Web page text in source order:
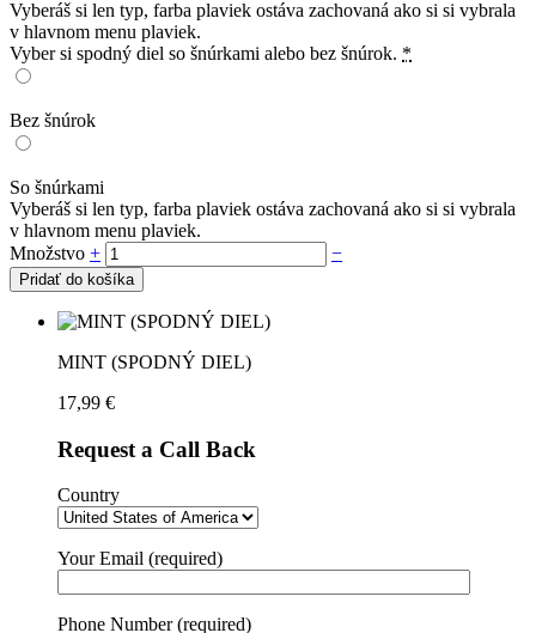
Vyberáš si len typ, farba plaviek ostáva zachovaná ako si si vybrala
v hlavnom menu plaviek.
Vyber si spodný diel so šnúrkami alebo bez šnúrok. *
Bez šnúrok
So šnúrkami
Vyberáš si len typ, farba plaviek ostáva zachovaná ako si si vybrala
v hlavnom menu plaviek.
Množstvo + −
Pridať do košíka
MINT (SPODNÝ DIEL)
17,99 €
Request a Call Back
Country
Your Email (required)
Phone Number (required)